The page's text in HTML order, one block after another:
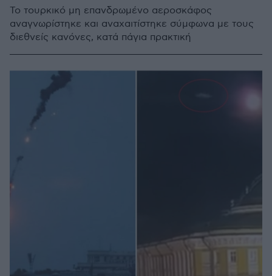
Το τουρκικό μη επανδρωμένο αεροσκάφος
αναγνωρίστηκε και αναχαιτίστηκε σύμφωνα με τους
διεθνείς κανόνες, κατά πάγια πρακτική